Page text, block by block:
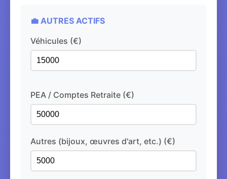
💼 AUTRES ACTIFS
Véhicules (€)
PEA / Comptes Retraite (€)
Autres (bijoux, œuvres d'art, etc.) (€)